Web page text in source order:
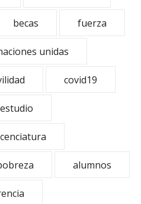
becas fuerza
unidas
covid19
estudio
alumnos